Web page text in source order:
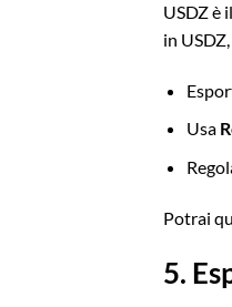
USDZ è
in
Usa
Potrai
5.